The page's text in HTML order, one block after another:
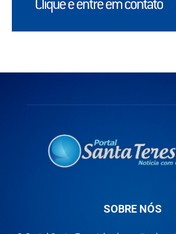
SOBRE NÓS